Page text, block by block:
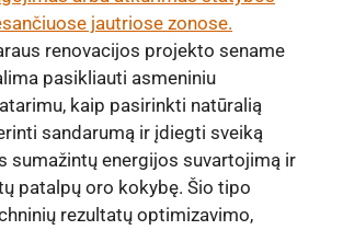
jautriose zonose.
renovacijos projekto sename
pasikliauti asmeniniu
kaip pasirinkti natūralią
sandarumą ir įdiegti sveiką
sumažintų energijos suvartojimą ir
patalpų oro kokybę. Šio tipo
rezultatų optimizavimo,